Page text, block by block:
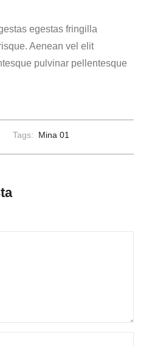
egestas fringilla
Aenean vel elit
pulvinar pellentesque
Tags: Mina 01